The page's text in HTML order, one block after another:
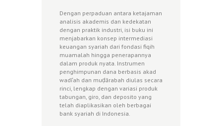
Dengan perpaduan antara ketajaman
analisis akademis dan kedekatan
dengan praktik industri, isi buku ini
menjabarkan konsep intermediasi
keuangan syariah dari fondasi fiqih
muamalah hingga penerapannya
dalam produk nyata. Instrumen
penghimpunan dana berbasis akad
wadī‘ah dan muḍārabah diulas secara
rinci, lengkap dengan variasi produk
tabungan, giro, dan deposito yang
telah diaplikasikan oleh berbagai
bank syariah di Indonesia.